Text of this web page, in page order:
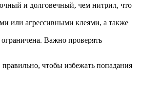
и долговечный, чем нитрил, что
или агрессивными клеями, а также
Важно проверять
правильно, чтобы избежать попадания